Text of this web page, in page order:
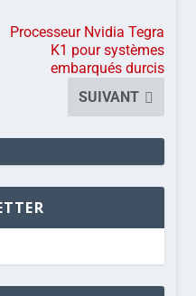
Processeur Nvidia Tegra
K1 pour systèmes
embarqués durcis
SUIVANT